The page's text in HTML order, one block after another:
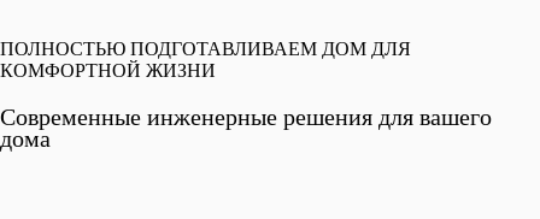
ПОЛНОСТЬЮ ПОДГОТАВЛИВАЕМ ДОМ ДЛЯ
КОМФОРТНОЙ ЖИЗНИ
Современные инженерные решения для вашего
дома